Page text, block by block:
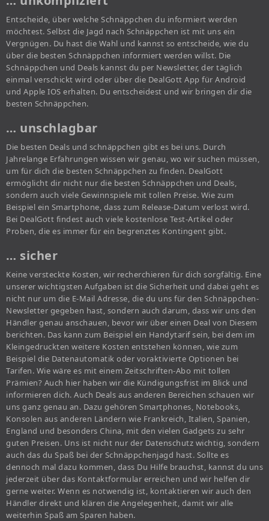
Entscheide, über welche Schnäppchen du informiert werden
möchtest. Selbst die Jagd nach Schnäppchen ist mit uns ein
Vergnügen. Du hast die Wahl und kannst so entscheide, wie du
über die besten Schnäppchen informiert werden willst. Die
Schnäppchen und Deals kannst du per Newsletter, der täglich
einmal verschickt wird oder über die DealGott App für Android
und Apple IOS erhalten. Du entscheidest und wir bringen dir die
besten Schnäppchen.
… unschlagbar
Die besten Deals und schnäppchen gibt es bei uns. Durch
Jahrelange Erfahrungen wissen wir genau, wo wir suchen müssen,
um für dich die besten Schnäppchen zu finden. DealGott
ermöglicht dir nicht nur die besten Schnäppchen und Deals,
sondern auch viele Gewinnspiele mit tollen Preise. Wie zum
Beispiel ein Smartphone, dass zum Release-Datum verlost wird.
Bei DealGott findest auch viele kostenlose Test-Artikel oder
Proben, die es immer für ein begrenztes Kontingent gibt.
… sicher
Keine versteckte Kosten, wir recherchieren für dich sorgfältig. Eine
unserer wichtigsten Aufgaben ist die Sicherheit und dabei geht es
nicht nur um die E-Mail Adresse, die du uns für den Schnäppchen-
Newsletter gegeben hast, sondern auch darum, dass wir uns den
Händler genau anschauen, bevor wir über einen Deal von Diesem
berichten. Das kann zum Beispiel ein Handytarif sein, bei dem im
Kleingedruckten weitere Kosten entstehen können, wie zum
Beispiel die Datenautomatik oder voraktivierte Optionen bei
Tarifen. Wie wäre es mit einem Zeitschriften-Abo mit tollen
Prämien? Auch hier haben wir die Kündigungsfrist im Blick und
informieren dich. Auch Deals aus anderen Bereichen schauen wir
uns ganz genau an. Dazu gehören Smartphones, Notebooks,
Konsolen aus anderen Ländern wie Frankreich, Italien, Spanien,
England und besonders China, mit den vielen Gadgets zu sehr
guten Preisen. Uns ist nicht nur der Datenschutz wichtig, sondern
auch das du Spaß bei der Schnäppchenjagd hast. Sollte es
dennoch mal dazu kommen, dass Du Hilfe brauchst, kannst du uns
jederzeit über das Kontaktformular erreichen und wir helfen dir
gerne weiter. Wenn es notwendig ist, kontaktieren wir auch den
Händler direkt und klären die Angelegenheit, damit wir alle
weiterhin Spaß am Sparen haben.